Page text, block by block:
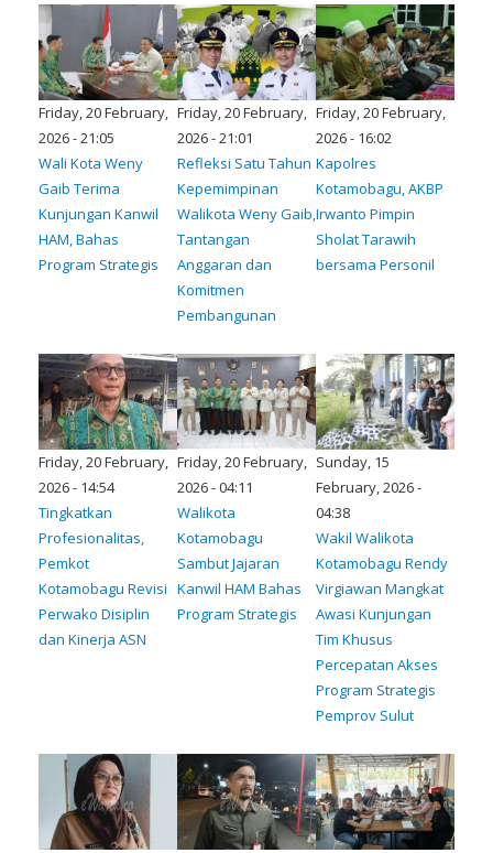
Friday, 20 February,
2026 - 21:05
Wali Kota Weny
Gaib Terima
Kunjungan Kanwil
HAM, Bahas
Program Strategis
Friday, 20 February,
2026 - 21:01
Refleksi Satu Tahun
Kepemimpinan
Walikota Weny Gaib,
Tantangan
Anggaran dan
Komitmen
Pembangunan
Friday, 20 February,
2026 - 16:02
Kapolres
Kotamobagu, AKBP
Irwanto Pimpin
Sholat Tarawih
bersama Personil
Friday, 20 February,
2026 - 14:54
Tingkatkan
Profesionalitas,
Pemkot
Kotamobagu Revisi
Perwako Disiplin
dan Kinerja ASN
Friday, 20 February,
2026 - 04:11
Walikota
Kotamobagu
Sambut Jajaran
Kanwil HAM Bahas
Program Strategis
Sunday, 15
February, 2026 -
04:38
Wakil Walikota
Kotamobagu Rendy
Virgiawan Mangkat
Awasi Kunjungan
Tim Khusus
Percepatan Akses
Program Strategis
Pemprov Sulut